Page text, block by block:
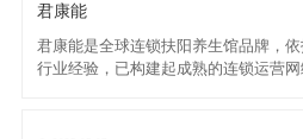
君康能
君康能是全球连锁扶阳养生馆品牌，
行业经验，已构建起成熟的连锁运营